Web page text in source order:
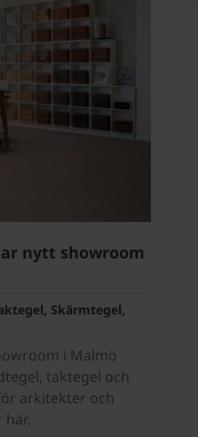
nytt showroom
Skärmtegel,
i Malmö
taktegel och
arkitekter och
här.